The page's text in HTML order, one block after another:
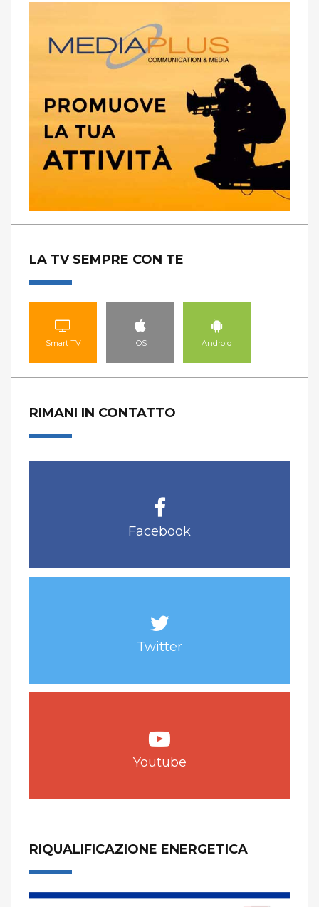
LA TV SEMPRE CON TE
Smart TV IOS Android
RIMANI IN CONTATTO
Facebook
Twitter
Youtube
RIQUALIFICAZIONE ENERGETICA